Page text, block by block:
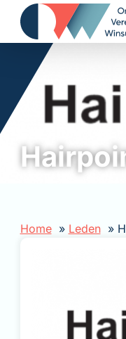
Skip to content
Home Leden